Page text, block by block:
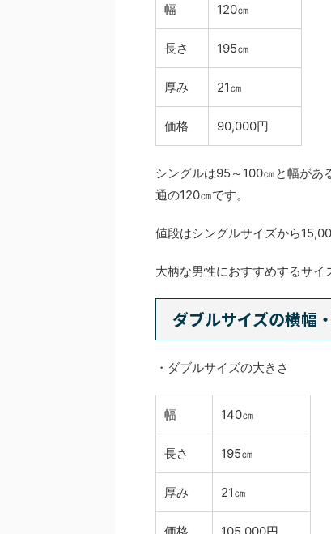
幅 120㎝
長さ 195㎝
厚み 21㎝
価格 90,000円
シングルは95～100㎝と幅があ
通の120㎝です。
値段はシングルサイズから
大柄な男性におすすめするサイ
ダブルサイズの横幅
・ダブルサイズの大きさ
幅 140㎝
長さ 195㎝
厚み 21㎝